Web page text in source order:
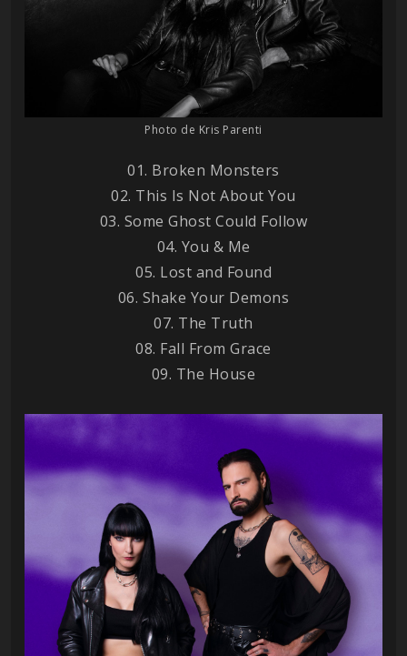
Photo de Kris Parenti
01. Broken Monsters
02. This Is Not About You
03. Some Ghost Could Follow
04. You & Me
05. Lost and Found
06. Shake Your Demons
07. The Truth
08. Fall From Grace
09. The House